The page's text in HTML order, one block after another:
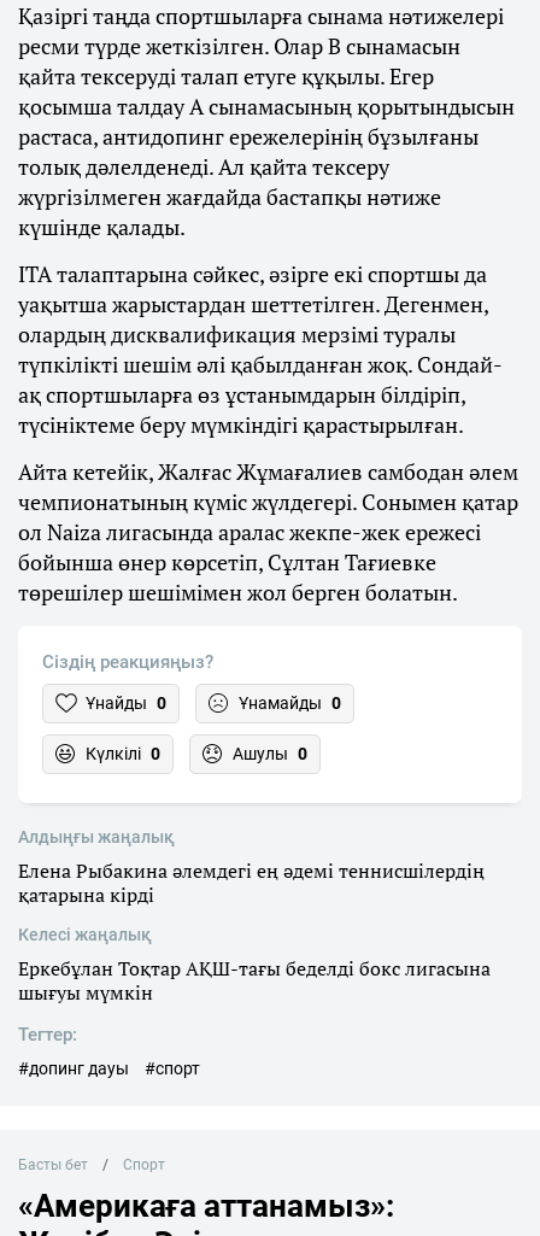
Қазіргі таңда спортшыларға сынама нәтижелері
ресми түрде жеткізілген. Олар B сынамасын
қайта тексеруді талап етуге құқылы. Егер
қосымша талдау A сынамасының қорытындысын
растаса, антидопинг ережелерінің бұзылғаны
толық дәлелденеді. Ал қайта тексеру
жүргізілмеген жағдайда бастапқы нәтиже
күшінде қалады.
ITA талаптарына сәйкес, әзірге екі спортшы да
уақытша жарыстардан шеттетілген. Дегенмен,
олардың дисквалификация мерзімі туралы
түпкілікті шешім әлі қабылданған жоқ. Сондай-
ақ спортшыларға өз ұстанымдарын білдіріп,
түсініктеме беру мүмкіндігі қарастырылған.
Айта кетейік, Жалғас Жұмағалиев самбодан әлем
чемпионатының күміс жүлдегері. Сонымен қатар
ол Naiza лигасында аралас жекпе-жек ережесі
бойынша өнер көрсетіп, Сұлтан Тағиевке
төрешілер шешімімен жол берген болатын.
Сіздің реакцияңыз?
Ұнайды 0 Ұнамайды 0
Күлкілі 0 Ашулы 0
Алдыңғы жаңалық
Елена Рыбакина әлемдегі ең әдемі теннисшілердің
қатарына кірді
Келесі жаңалық
Еркебұлан Тоқтар АҚШ-тағы беделді бокс лигасына
шығуы мүмкін
Тегтер:
#допинг дауы #спорт
Басты бет Спорт
«Америкаға аттанамыз»: